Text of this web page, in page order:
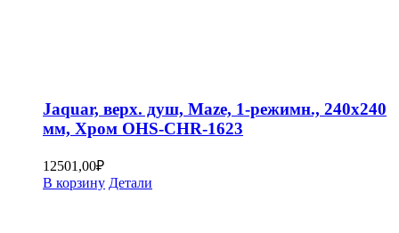
Jaquar, верх. душ, Maze, 1-режимн., 240х240
мм, Хром OHS-CHR-1623
12501,00₽
В корзину Детали